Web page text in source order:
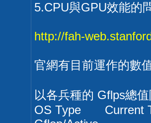
5.CPU與GPU效能的
http://fah-
官網有目前運作的數
以各兵種的 Gflps總
OS Type